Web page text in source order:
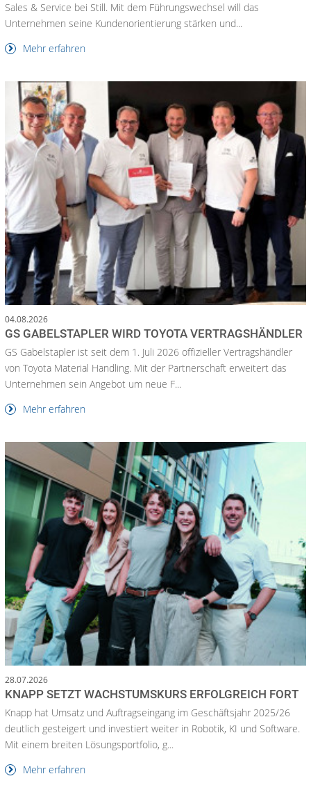
Sales & Service bei Still. Mit dem Führungswechsel will das
Unternehmen seine Kundenorientierung stärken und...
Mehr erfahren
04.08.2026
GS GABELSTAPLER WIRD TOYOTA VERTRAGSHÄNDLER
GS Gabelstapler ist seit dem 1. Juli 2026 offizieller Vertragshändler
von Toyota Material Handling. Mit der Partnerschaft erweitert das
Unternehmen sein Angebot um neue F...
Mehr erfahren
28.07.2026
KNAPP SETZT WACHSTUMSKURS ERFOLGREICH FORT
Knapp hat Umsatz und Auftragseingang im Geschäftsjahr 2025/26
deutlich gesteigert und investiert weiter in Robotik, KI und Software.
Mit einem breiten Lösungsportfolio, g...
Mehr erfahren